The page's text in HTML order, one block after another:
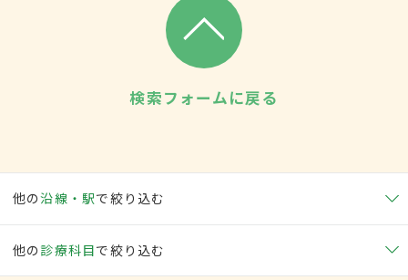
検索フォームに戻る
他の沿線・駅で絞り込む
他の 診療科目で絞り込む